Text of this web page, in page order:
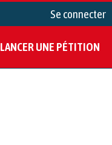
Se connecter
LANCER UNE PÉTITION